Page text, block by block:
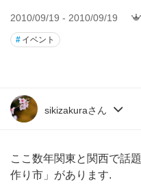
2010/09/19 - 2010/09/19
# イベント
sikizakuraさん
ここ数年関東と関西で話
作り市」があります.